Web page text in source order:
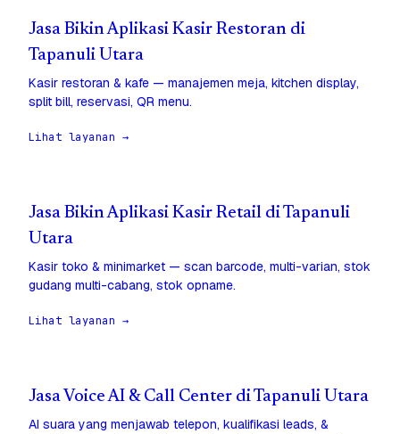
Jasa Bikin Aplikasi Kasir Restoran di
Tapanuli Utara
Kasir restoran & kafe — manajemen meja, kitchen display,
split bill, reservasi, QR menu.
Lihat layanan →
Jasa Bikin Aplikasi Kasir Retail di Tapanuli
Utara
Kasir toko & minimarket — scan barcode, multi-varian, stok
gudang multi-cabang, stok opname.
Lihat layanan →
Jasa Voice AI & Call Center di Tapanuli Utara
AI suara yang menjawab telepon, kualifikasi leads, &